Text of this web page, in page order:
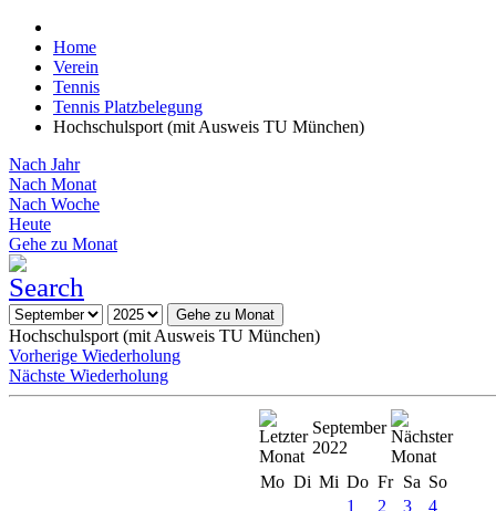
Home
Verein
Tennis
Tennis Platzbelegung
Hochschulsport (mit Ausweis TU München)
Nach Jahr
Nach Monat
Nach Woche
Heute
Gehe zu Monat
Gehe zu Monat
Hochschulsport (mit Ausweis TU München)
Vorherige Wiederholung
Nächste Wiederholung
September
2022
Mo Di Mi Do Fr Sa So
1
2 3
4